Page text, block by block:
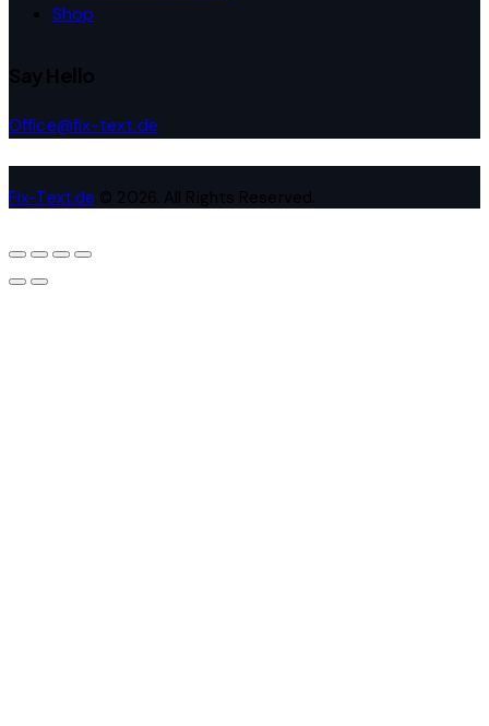
Shop
Say Hello
Office@fix-text.de
Fix-Text.de © 2026. All Rights Reserved.